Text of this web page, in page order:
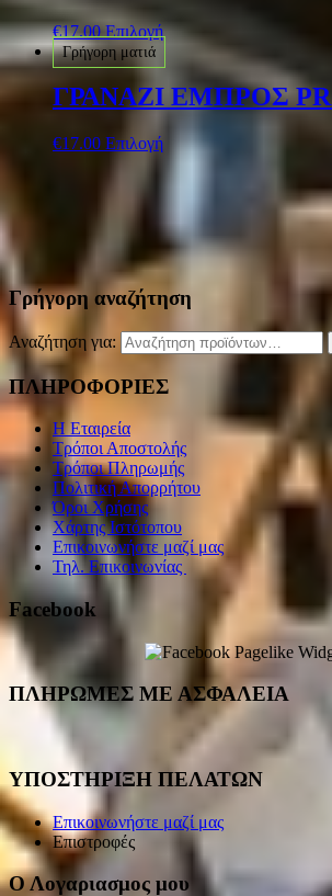
€17.00 Επιλογή
Γρήγορη ματιά
ΓΡΑΝΑΖΙ ΕΜΠΡΟΣ
€17.00 Επιλογή
Γρήγορη αναζήτηση
Αναζήτηση για:
ΠΛΗΡΟΦΟΡΙΕΣ
Η Εταιρεία
Τρόποι Αποστολής
Τρόποι Πληρωμής
Πολιτική Απορρήτου
Όροι Χρήσης
Χάρτης Ιστότοπου
Επικοινωνήστε μαζί μας
Τηλ. Επικοινωνίας
Facebook
ΠΛΗΡΩΜΕΣ ΜΕ ΑΣΦΑΛΕΙΑ
ΥΠΟΣΤΗΡΙΞΗ ΠΕΛΑΤΩΝ
Επικοινωνήστε μαζί μας
Επιστροφές
Ο Λογαριασμος μου